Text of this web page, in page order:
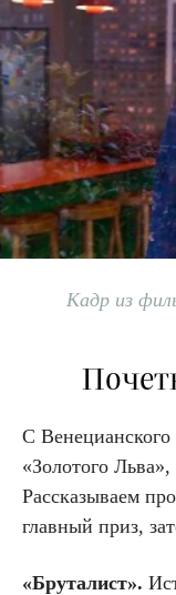
Кадр из
С
«Золотого
Рассказываем
главный приз,
«Бруталист».